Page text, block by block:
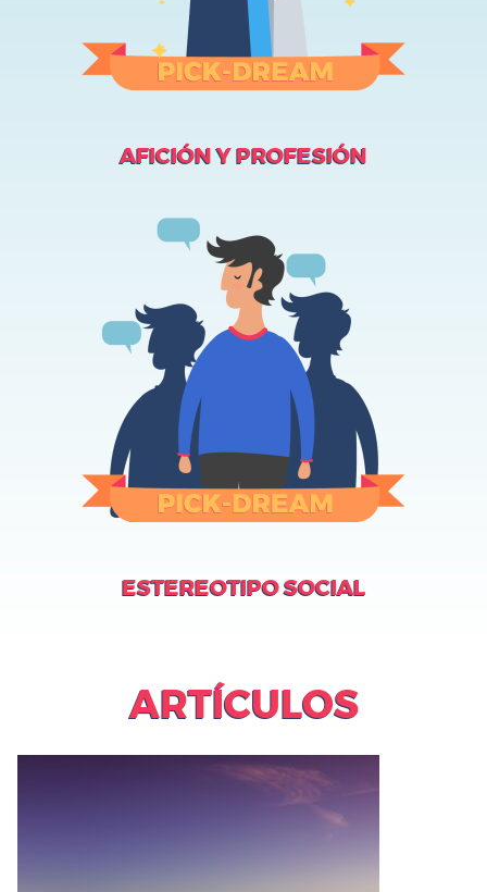
AFICIÓN Y PROFESIÓN
ESTEREOTIPO SOCIAL
ARTÍCULOS